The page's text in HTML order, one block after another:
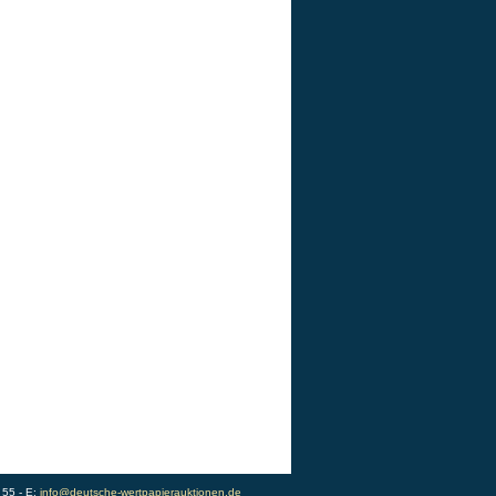
- E: info@deutsche-wertpapierauktionen.de